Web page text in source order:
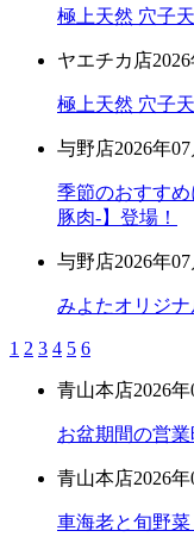
極上天然 穴子天
ヤエチカ店
極上天然 穴子天
与野店2026年07
季節のおすす
豚肉-】登場！
与野店2026年07
みよたオリジ
1 2 3 4 5 6
青山本店2026年
お盆期間の営
青山本店2026年
車海老と旬野菜